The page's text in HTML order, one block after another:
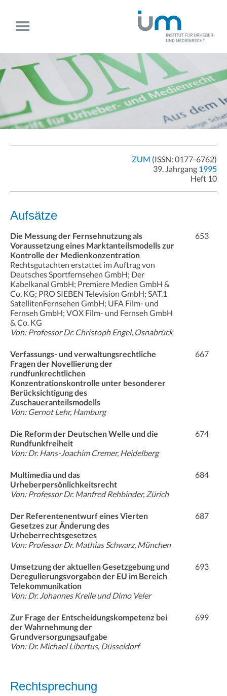
ZUM (ISSN: 0177-6762)
39. Jahrgang 1995
Heft 10
Aufsätze
Die Messung der Fernsehnutzung als
Voraussetzung eines Marktanteilsmodells zur
Kontrolle der Medienkonzentration
Rechtsgutachten erstattet im Auftrag von
Deutsches Sportfernsehen GmbH; Der
Kabelkanal GmbH; Premiere Medien GmbH &
Co. KG; PRO SIEBEN Television GmbH; SAT.1
SatellitenFernsehen GmbH; UFA Film- und
Fernseh GmbH; VOX Film- und Fernseh GmbH
& Co. KG
Von: Professor Dr. Christoph Engel, Osnabrück
653
Verfassungs- und verwaltungsrechtliche
Fragen der Novellierung der
rundfunkrechtlichen
Konzentrationskontrolle unter besonderer
Berücksichtigung des
Zuschaueranteilsmodells
Von: Gernot Lehr, Hamburg
667
Die Reform der Deutschen Welle und die
Rundfunkfreiheit
Von: Dr. Hans-Joachim Cremer, Heidelberg
674
Multimedia und das
Urheberpersönlichkeitsrecht
Von: Professor Dr. Manfred Rehbinder, Zürich
684
Der Referentenentwurf eines Vierten
Gesetzes zur Änderung des
Urheberrechtsgesetzes
Von: Professor Dr. Mathias Schwarz, München
687
Umsetzung der aktuellen Gesetzgebung und
Deregulierungsvorgaben der EU im Bereich
Telekommunikation
Von: Dr. Johannes Kreile und Dimo Veler
693
Zur Frage der Entscheidungskompetenz bei
der Wahrnehmung der
Grundversorgungsaufgabe
Von: Dr. Michael Libertus, Düsseldorf
699
Rechtsprechung